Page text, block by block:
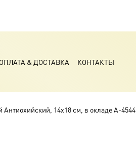
ОПЛАТА & ДОСТАВКА КОНТАКТЫ
Антиохийский, 14х18 см, в окладе A-4544